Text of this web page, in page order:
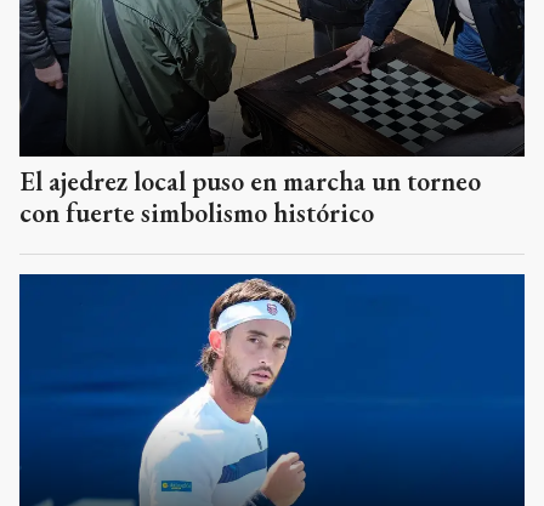
El ajedrez local puso en marcha un torneo
con fuerte simbolismo histórico